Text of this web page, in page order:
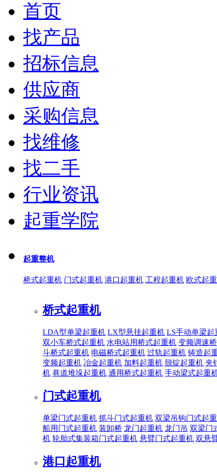
首页
找产品
招标信息
供应商
采购信息
找维修
找二手
行业资讯
起重学院
起重整机
桥式起重机 门式起重机 港口起重机 工程起重机 欧式起
桥式起重机
LDA型单梁起重机 LX型悬挂起重机 LS手动单梁起
双小车桥式起重机 水电站用桥式起重机 变频调速
斗桥式起重机 电磁桥式起重机 过轨起重机 铸造起
变频起重机 冶金起重机 加料起重机 脱锭起重机 夹
机 巷道堆垛起重机 通用桥式起重机 手动梁式起重
门式起重机
单梁门式起重机 抓斗门式起重机 双梁吊钩门式起
船用门式起重机 装卸桥 龙门起重机 龙门吊 双梁门
机 轮胎式集装箱门式起重机 悬臂门式起重机 双悬
港口起重机